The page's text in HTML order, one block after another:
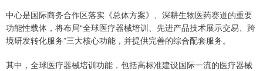
中心是国际商务合作区落实《总体方案》、深耕生物医药赛道的重要
功能性载体，将布局“全球医疗器械培训、先进产品技术展示交易、跨
境研发转化服务”三大核心功能，并提供完善的综合配套服务。
其中，全球医疗器械培训功能，包括高标准建设国际一流的医疗器械